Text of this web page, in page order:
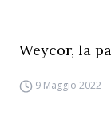
Weycor, la
9 Maggio 2022